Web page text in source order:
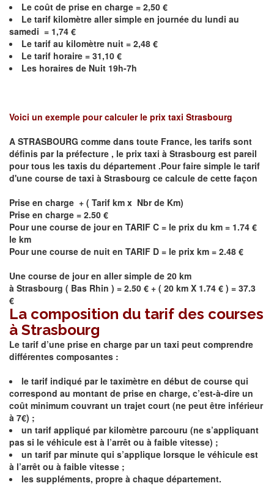
Le coût de prise en charge = 2,50 €
Le tarif kilomètre aller simple en journée du lundi au
samedi = 1,74 €
Le tarif au kilomètre nuit = 2,48 €
Le tarif horaire = 31,10 €
Les horaires de Nuit 19h-7h
Voici un exemple pour calculer le prix taxi Strasbourg
A STRASBOURG comme dans toute France, les tarifs sont
définis par la préfecture , le prix taxi à Strasbourg est pareil
pour tous les taxis du département .Pour faire simple le tarif
d'une course de taxi à Strasbourg ce calcule de cette façon
Prise en charge + ( Tarif km x Nbr de Km)
Prise en charge = 2.50 €
Pour une course de jour en TARIF C = le prix du km = 1.74 €
le km
Pour une course de nuit en TARIF D = le prix km = 2.48 €
Une course de jour en aller simple de 20 km
à Strasbourg ( Bas Rhin ) = 2.50 € + ( 20 km X 1.74 € ) = 37.3
€
La composition du tarif des courses
à Strasbourg
Le tarif d’une prise en charge par un taxi peut comprendre
différentes composantes :
le tarif indiqué par le taximètre en début de course qui
correspond au montant de prise en charge, c’est-à-dire un
coût minimum couvrant un trajet court (ne peut être inférieur
à 7€) ;
un tarif appliqué par kilomètre parcouru (ne s’appliquant
pas si le véhicule est à l’arrêt ou à faible vitesse) ;
un tarif par minute qui s’applique lorsque le véhicule est
à l’arrêt ou à faible vitesse ;
les suppléments, propre à chaque département.